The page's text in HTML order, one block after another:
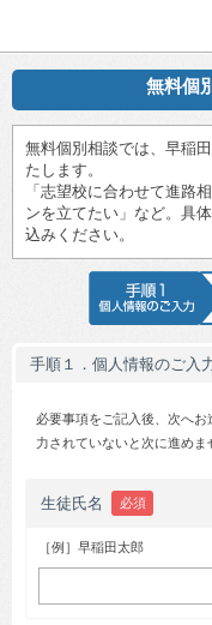
無料個
無料個別相談では、早稲
たします。
「志望校に合わせて進路
ンを立てたい」など。具
込みください。
手順１．個人情報のご入
必要事項をご記入後、次へお
力されていないと次に進めま
生徒氏名 必須
［例］早稲田太郎